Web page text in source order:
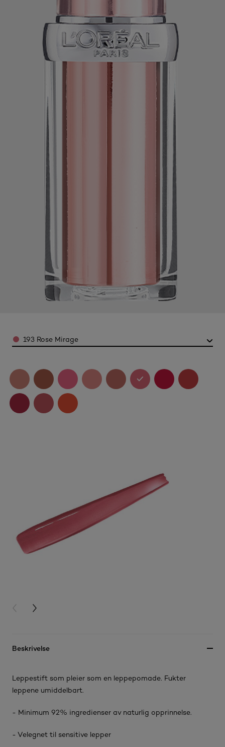
Color193 Rose Mirage
PREVIOUS CARD
NEXT CARD
Beskrivelse
Leppestift som pleier som en leppepomade. Fukter
leppene umiddelbart.
- Minimum 92% ingredienser av naturlig opprinnelse.
- Velegnet til sensitive lepper